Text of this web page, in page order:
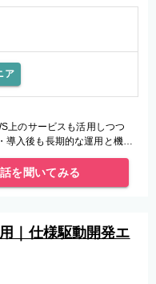
ア
上のサービスも活用しつつ
導入後も長期的な運用と機能
機能拡張及び運用作業を実施
を聞いてみる
｜仕様駆動開発エ